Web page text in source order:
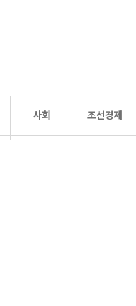
사회 조선경제